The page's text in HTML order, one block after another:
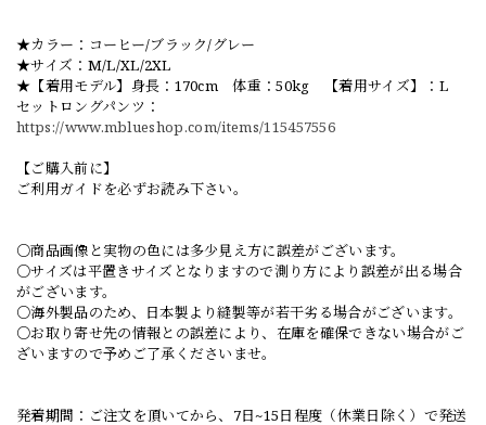
★カラー：コーヒー/ブラック/グレー
★サイズ：M/L/XL/2XL
★【着用モデル】身長：170cm 体重：50kg 【着用サイズ】：L
セットロングパンツ：
https://www.mblueshop.com/items/115457556
【ご購入前に】
ご利用ガイドを必ずお読み下さい。
○商品画像と実物の色には多少見え方に誤差がございます。
○サイズは平置きサイズとなりますので測り方により誤差が出る場合
がございます。
○海外製品のため、日本製より縫製等が若干劣る場合がございます。
○お取り寄せ先の情報との誤差により、在庫を確保できない場合がご
ざいますので予めご了承くださいませ。
発着期間：ご注文を頂いてから、7日~15日程度（休業日除く）で発送